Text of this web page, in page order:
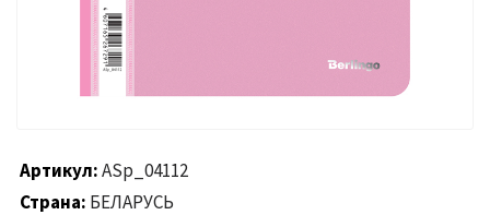
Артикул ASp_04112
Страна БЕЛАРУСЬ